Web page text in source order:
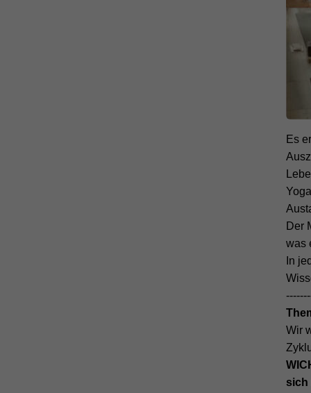
Es
Der
was
In
Wir
sich